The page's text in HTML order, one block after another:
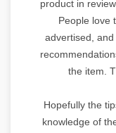
product in
People love
advertised,
the item.
Hopefully the
knowledge of